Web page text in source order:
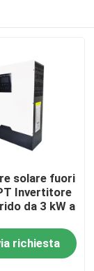
solare fuori
Invertitore
da 3 kW a
richiesta